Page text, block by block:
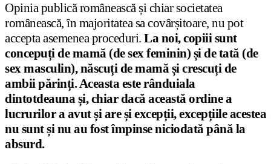
Opinia publică românească și chiar societatea
românească, în majoritatea sa covârșitoare, nu pot
accepta asemenea proceduri. La noi, copiii sunt
concepuți de mamă (de sex feminin) și de tată (de
sex masculin), născuți de mamă și crescuți de
ambii părinți. Aceasta este rânduiala
dintotdeauna și, chiar dacă această ordine a
lucrurilor a avut și are și excepții, excepțiile acestea
nu sunt și nu au fost împinse niciodată până la
absurd.